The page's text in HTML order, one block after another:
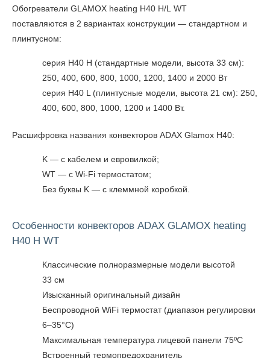
Обогреватели GLAMOX heating H40 H/L WT
поставляются в 2 вариантах конструкции — стандартном и
плинтусном:
серия H40 H (стандартные модели, высота 33 см):
250, 400, 600, 800, 1000, 1200, 1400 и 2000 Вт
серия H40 L (плинтусные модели, высота 21 см): 250,
400, 600, 800, 1000, 1200 и 1400 Вт.
Расшифровка названия конвекторов ADAX Glamox H40:
K — с кабелем и евровилкой;
WT — с Wi-Fi термостатом;
Без буквы K — с клеммной коробкой.
Особенности конвекторов ADAX GLAMOX heating
H40 H WT
Классические полноразмерные модели высотой
33 см
Изысканный оригинальный дизайн
Беспроводной WiFi термостат (диапазон регулировки
6–35°C)
Максимальная температура лицевой панели 75ºC
Встроенный термопредохранитель